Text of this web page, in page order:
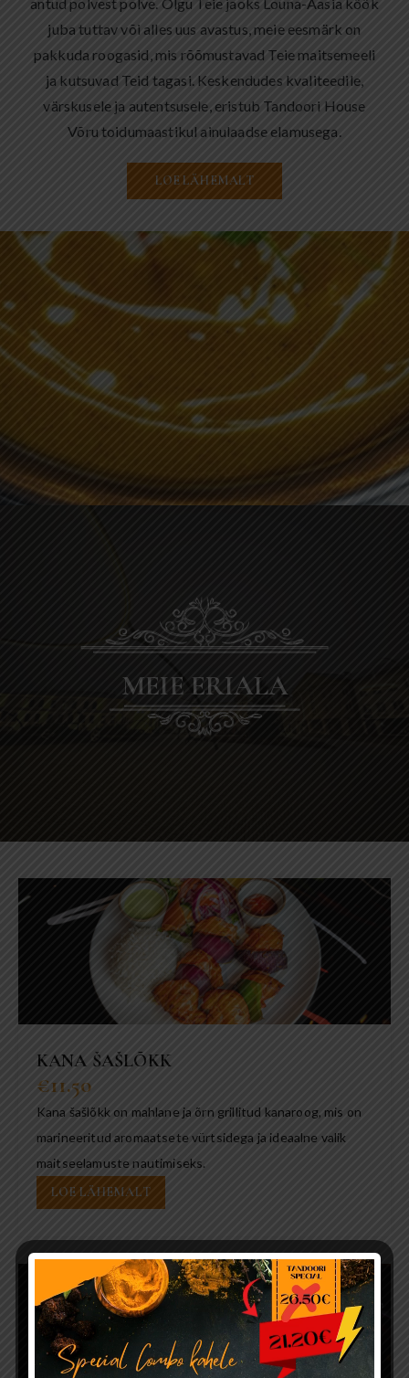
antud põlvest põlve. Olgu Teie jaoks Lõuna-Aasia köök
juba tuttav või alles uus avastus, meie eesmärk on
pakkuda roogasid, mis rõõmustavad Teie maitsemeeli
ja kutsuvad Teid tagasi. Keskendudes kvaliteedile,
värskusele ja autentsusele, eristub Tandoori House
Võru toidumaastikul ainulaadse elamusega.
LOE LÄHEMALT
MEIE ERIALA
KANA ŠAŠLÕKK
€11.50
Kana šašlõkk on mahlane ja õrn grillitud kanaroog, mis on
marineeritud aromaatsete vürtsidega ja ideaalne valik
maitseelamuste nautimiseks.
LOE LÄHEMALT